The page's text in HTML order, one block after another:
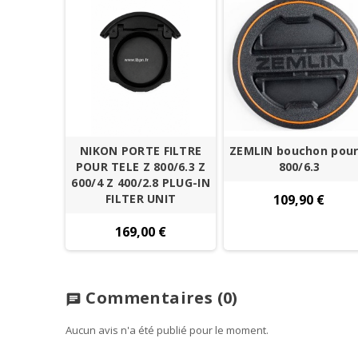
NIKON PORTE FILTRE
POUR TELE Z 800/6.3 Z
600/4 Z 400/2.8 PLUG-IN
FILTER UNIT
169,00 €
ZEMLIN bouchon
800/6.3
109,90 €
chat Commentaires (0)
Aucun avis n'a été publié pour le moment.